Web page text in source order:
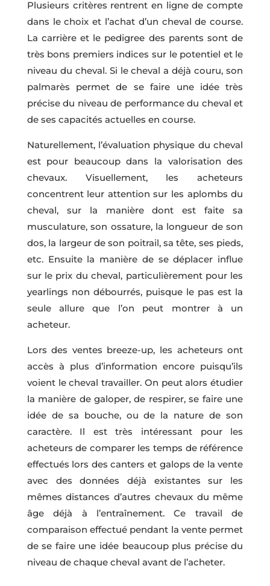
Plusieurs critères rentrent en ligne de compte
dans le choix et l’achat d’un cheval de course.
La carrière et le pedigree des parents sont de
très bons premiers indices sur le potentiel et le
niveau du cheval. Si le cheval a déjà couru, son
palmarès permet de se faire une idée très
précise du niveau de performance du cheval et
de ses capacités actuelles en course.
Naturellement, l’évaluation physique du cheval
est pour beaucoup dans la valorisation des
chevaux. Visuellement, les acheteurs
concentrent leur attention sur les aplombs du
cheval, sur la manière dont est faite sa
musculature, son ossature, la longueur de son
dos, la largeur de son poitrail, sa tête, ses pieds,
etc. Ensuite la manière de se déplacer influe
sur le prix du cheval, particulièrement pour les
yearlings non débourrés, puisque le pas est la
seule allure que l’on peut montrer à un
acheteur.
Lors des ventes breeze-up, les acheteurs ont
accès à plus d’information encore puisqu’ils
voient le cheval travailler. On peut alors étudier
la manière de galoper, de respirer, se faire une
idée de sa bouche, ou de la nature de son
caractère. Il est très intéressant pour les
acheteurs de comparer les temps de référence
effectués lors des canters et galops de la vente
avec des données déjà existantes sur les
mêmes distances d’autres chevaux du même
âge déjà à l’entraînement. Ce travail de
comparaison effectué pendant la vente permet
de se faire une idée beaucoup plus précise du
niveau de chaque cheval avant de l’acheter.